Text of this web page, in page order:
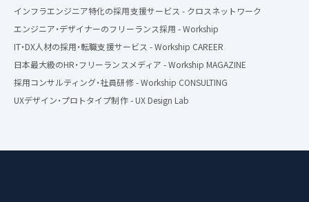
インフラエンジニア特化の採用支援サービス - クロスネットワーク
エンジニア・デザイナーのフリーランス採用 - Workship
IT・DX人材の採用・転職支援サービス - Workship CAREER
日本最大級のHR・フリーランスメディア - Workship MAGAZINE
採用コンサルティング・社員研修 - Workship CONSULTING
UXデザイン・プロトタイプ制作 - UX Design Lab